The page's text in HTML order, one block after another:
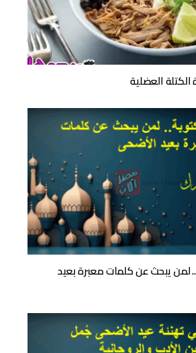
الكتلة العضلية
لمن يبحث عن كلمات معبرة بعيد